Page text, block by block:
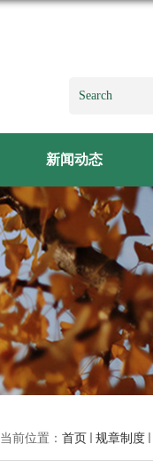
新闻动态
当前位置： 首页 规章制度